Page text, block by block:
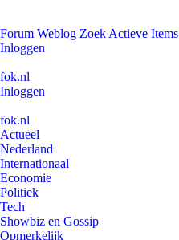
Forum Weblog Zoek Actieve Items
Inloggen
fok.nl
Inloggen
fok.nl
Actueel
Nederland
Internationaal
Economie
Politiek
Tech
Showbiz en Gossip
Opmerkelijk